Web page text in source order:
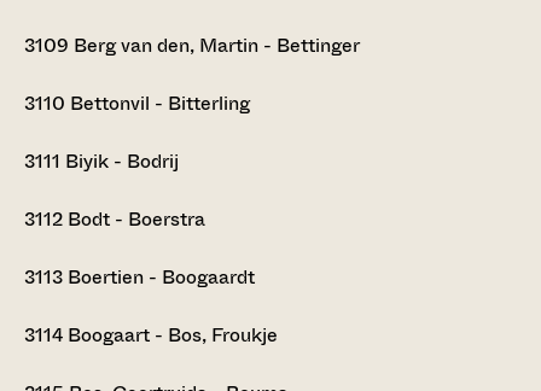
3109 Berg van den, Martin - Bettinger
3110 Bettonvil - Bitterling
3111 Biyik - Bodrij
3112 Bodt - Boerstra
3113 Boertien - Boogaardt
3114 Boogaart - Bos, Froukje